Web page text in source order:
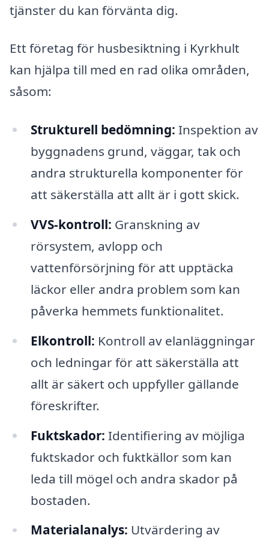
tjänster du kan förvänta dig.
Ett företag för husbesiktning i Kyrkhult
kan hjälpa till med en rad olika områden,
såsom:
Strukturell bedömning: Inspektion av
byggnadens grund, väggar, tak och
andra strukturella komponenter för
att säkerställa att allt är i gott skick.
VVS-kontroll: Granskning av
rörsystem, avlopp och
vattenförsörjning för att upptäcka
läckor eller andra problem som kan
påverka hemmets funktionalitet.
Elkontroll: Kontroll av elanläggningar
och ledningar för att säkerställa att
allt är säkert och uppfyller gällande
föreskrifter.
Fuktskador: Identifiering av möjliga
fuktskador och fuktkällor som kan
leda till mögel och andra skador på
bostaden.
Materialanalys: Utvärdering av